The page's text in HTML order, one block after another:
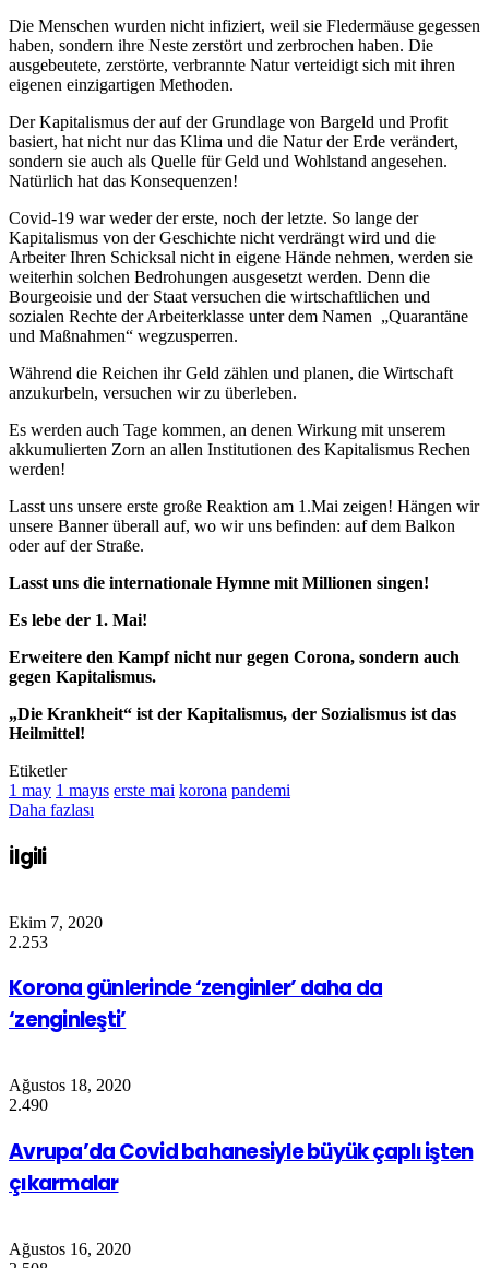
Die Menschen wurden nicht infiziert, weil sie Fledermäuse gegessen
haben, sondern ihre Neste zerstört und zerbrochen haben. Die
ausgebeutete, zerstörte, verbrannte Natur verteidigt sich mit ihren
eigenen einzigartigen Methoden.
Der Kapitalismus der auf der Grundlage von Bargeld und Profit
basiert, hat nicht nur das Klima und die Natur der Erde verändert,
sondern sie auch als Quelle für Geld und Wohlstand angesehen.
Natürlich hat das Konsequenzen!
Covid-19 war weder der erste, noch der letzte. So lange der
Kapitalismus von der Geschichte nicht verdrängt wird und die
Arbeiter Ihren Schicksal nicht in eigene Hände nehmen, werden sie
weiterhin solchen Bedrohungen ausgesetzt werden. Denn die
Bourgeoisie und der Staat versuchen die wirtschaftlichen und
sozialen Rechte der Arbeiterklasse unter dem Namen „Quarantäne
und Maßnahmen“ wegzusperren.
Während die Reichen ihr Geld zählen und planen, die Wirtschaft
anzukurbeln, versuchen wir zu überleben.
Es werden auch Tage kommen, an denen Wirkung mit unserem
akkumulierten Zorn an allen Institutionen des Kapitalismus Rechen
werden!
Lasst uns unsere erste große Reaktion am 1.Mai zeigen! Hängen wir
unsere Banner überall auf, wo wir uns befinden: auf dem Balkon
oder auf der Straße.
Lasst uns die internationale Hymne mit Millionen singen!
Es lebe der 1. Mai!
Erweitere den Kampf nicht nur gegen Corona, sondern auch
gegen Kapitalismus.
„Die Krankheit“ ist der Kapitalismus, der Sozialismus ist das
Heilmittel!
Etiketler
1 may 1 mayıs erste mai korona pandemi
Daha fazlası
İlgili
Ekim 7, 2020
2.253
Korona günlerinde ‘zenginler’ daha da
‘zenginleşti’
Ağustos 18, 2020
2.490
Avrupa’da Covid bahanesiyle büyük çaplı işten
çıkarmalar
Ağustos 16, 2020